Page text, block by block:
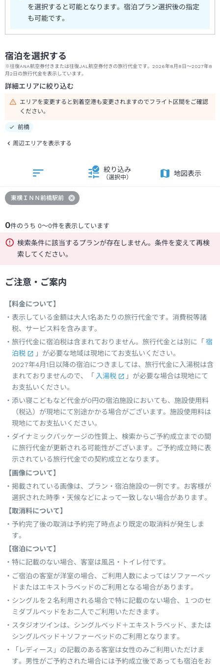
を選択すると可能となります。宿泊プラン選択後の指定
も可能です。
宿泊を選択する
※往復ANA航空券付きまたは往復JAL航空券付きの旅行代金です。2026年8月8日～2027年8
月2日の旅行代金を表示しています。
詳細エリアに絞り込む
エリアを変更すると到着空港も変更されますのでフライト区間をご確認
ください。
前橋
周辺エリアを表示する
0件のうち 0～0件を表示しています
絞り込み
（選択中）
地図表示
東横ＩＮＮ前橋駅前
検索条件に該当するプランが存在しません。条件を変えて再検
索してください。
ご注意・ご案内
【料金について】
表示している金額は大人1名あたりの旅行代金です。消費税等諸
税、サービス料を含みます。
旅行代金に宿泊税は含まれておりません。旅行代金とは別に「 宿
泊税
」が必要な地域は現地にてお支払いください。
2027年4月1日以降の宿泊につきましては、旅行代金に入湯税は含
まれておりませんので、「 入湯税
」が必要な場合は現地にて
お支払いください。
添い寝こどもなど代金が0円の宿泊施設においても、施設使用料
（税込）が現地にて別途かかる場合がございます。施設使用料は
現地にてお支払いください。
ダイナミックパッケージの性質上、検索からご予約成立までの間
に旅行代金が更新される可能性がございます。ご予約成立時に表
示されている旅行代金での契約成立となります。
【画像について】
掲載されている画像は、プラン・宿泊施設の一例です。お客様が
選択された時季・天候などによって一致しない場合があります。
【取消料について】
予約完了後の取消は予約完了時点より既定の取消料が発生しま
す。
【宿泊について】
特に記載のない場合、客室は風呂・トイレ付です。
ご宿泊の客室が洋室の場合、ご利用人数によってはソファーベッ
ドまたはエキストラベッドのご利用となる場合があります。
シングルを２名利用される場合で特に記載のない場合、１つのセ
ミダブルベッドをお二人でご利用いただきます。
スタジオツインは、シングルベッド＋エキストラベッド、または
シングルベッド＋ソファーベッドのご利用となります。
「レディース」の記載のある客室は女性のみご利用いただけま
す。男性がご予約された場合には予約成立後であっても宿泊をお